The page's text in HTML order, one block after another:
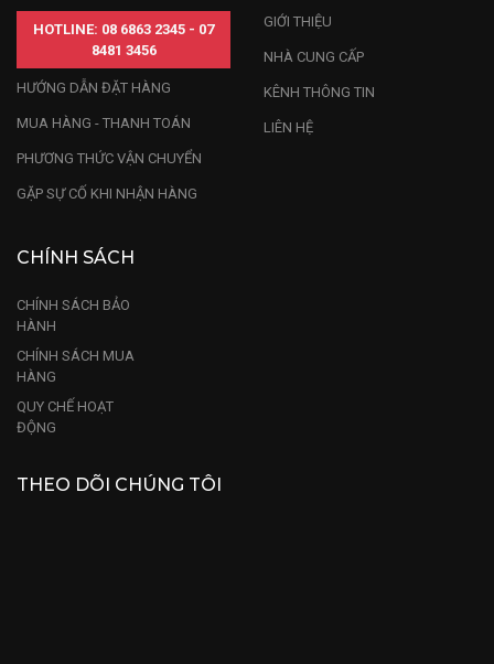
HOTLINE: 08 6863 2345 - 07
8481 3456
HƯỚNG DẪN ĐẶT HÀNG
MUA HÀNG - THANH TOÁN
PHƯƠNG THỨC VẬN CHUYỂN
GẶP SỰ CỐ KHI NHẬN HÀNG
GIỚI THIỆU
NHÀ CUNG CẤP
KÊNH THÔNG TIN
LIÊN HỆ
CHÍNH SÁCH
CHÍNH SÁCH BẢO
HÀNH
CHÍNH SÁCH MUA
HÀNG
QUY CHẾ HOẠT
ĐỘNG
THEO DÕI CHÚNG TÔI